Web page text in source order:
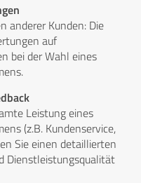
anderer Kunden: Die
auf
bei der Wahl eines
Leistung eines
(z.B. Kundenservice,
Sie einen detaillierten
Dienstleistungsqualität